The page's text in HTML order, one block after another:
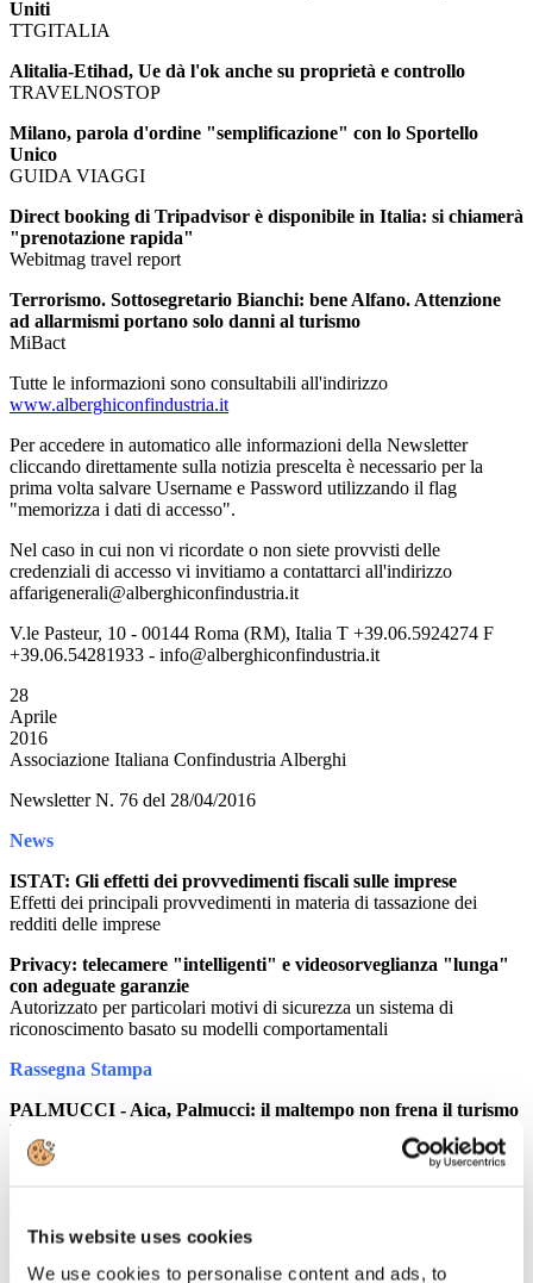
This website uses cookies
We use cookies to personalise content and ads, to
Uniti
TTGITALIA
Alitalia-Etihad, Ue dà l'ok anche su proprietà e controllo
TRAVELNOSTOP
Milano, parola d'ordine "semplificazione" con lo Sportello
Unico
GUIDA VIAGGI
Direct booking di Tripadvisor è disponibile in Italia: si chiamerà
"prenotazione rapida"
Webitmag travel report
Terrorismo. Sottosegretario Bianchi: bene Alfano. Attenzione
ad allarmismi portano solo danni al turismo
MiBact
Tutte le informazioni sono consultabili all'indirizzo
www.alberghiconfindustria.it
Per accedere in automatico alle informazioni della Newsletter
cliccando direttamente sulla notizia prescelta è necessario per la
prima volta salvare Username e Password utilizzando il flag
"memorizza i dati di accesso".
Nel caso in cui non vi ricordate o non siete provvisti delle
credenziali di accesso vi invitiamo a contattarci all'indirizzo
affarigenerali@alberghiconfindustria.it
V.le Pasteur, 10 - 00144 Roma (RM), Italia T +39.06.5924274 F
+39.06.54281933 - info@alberghiconfindustria.it
28
Aprile
2016
Associazione Italiana Confindustria Alberghi
Newsletter N. 76 del 28/04/2016
News
ISTAT: Gli effetti dei provvedimenti fiscali sulle imprese
Effetti dei principali provvedimenti in materia di tassazione dei
redditi delle imprese
Privacy: telecamere "intelligenti" e videosorveglianza "lunga"
con adeguate garanzie
Autorizzato per particolari motivi di sicurezza un sistema di
riconoscimento basato su modelli comportamentali
Rassegna Stampa
PALMUCCI - Aica, Palmucci: il maltempo non frena il turismo
WebItMag
ISTAT. Sottosegretario Bianchi: bene dati su turismo. Ora
sicurezza